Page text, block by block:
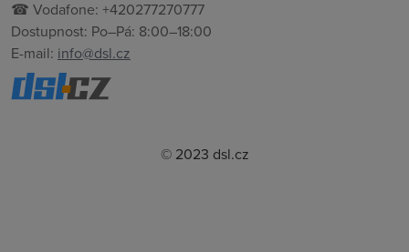
☎ Vodafone: +420277270777
Dostupnost: Po–Pá: 8:00–18:00
E-mail: info@dsl.cz
© 2023 dsl.cz